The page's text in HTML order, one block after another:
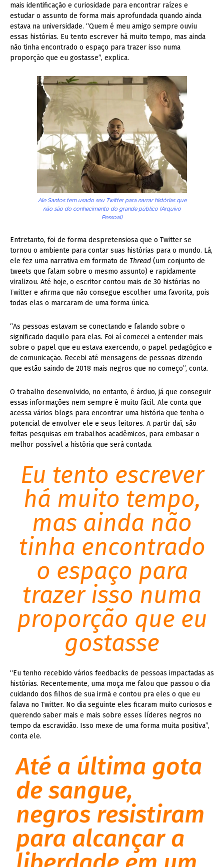
mais identificação e curiosidade para encontrar raízes e
estudar o assunto de forma mais aprofundada quando ainda
estava na universidade. “Quem é meu amigo sempre ouviu
essas histórias. Eu tento escrever há muito tempo, mas ainda
não tinha encontrado o espaço para trazer isso numa
proporção que eu gostasse”, explica.
Ale Santos tem usado seu Twitter para narrar histórias que
não são do conhecimento do grande público (Arquivo
Pessoal)
Entretanto, foi de forma despretensiosa que o Twitter se
tornou o ambiente para contar suas histórias para o mundo. Lá,
ele fez uma narrativa em formato de Thread (um conjunto de
tweets que falam sobre o mesmo assunto) e rapidamente
viralizou. Até hoje, o escritor contou mais de 30 histórias no
Twitter e afirma que não consegue escolher uma favorita, pois
todas elas o marcaram de uma forma única.
“As pessoas estavam se conectando e falando sobre o
significado daquilo para elas. Foi aí comecei a entender mais
sobre o papel que eu estava exercendo, o papel pedagógico e
de comunicação. Recebi até mensagens de pessoas dizendo
que estão saindo de 2018 mais negros que no começo”, conta.
O trabalho desenvolvido, no entanto, é árduo, já que conseguir
essas informações nem sempre é muito fácil. Ale conta que
acessa vários blogs para encontrar uma história que tenha o
potencial de envolver ele e seus leitores. A partir daí, são
feitas pesquisas em trabalhos acadêmicos, para embasar o
melhor possível a história que será contada.
Eu tento escrever
há muito tempo,
mas ainda não
tinha encontrado
o espaço para
trazer isso numa
proporção que eu
gostasse
“Eu tenho recebido vários feedbacks de pessoas impactadas as
histórias. Recentemente, uma moça me falou que passou o dia
cuidando dos filhos de sua irmã e contou pra eles o que eu
falava no Twitter. No dia seguinte eles ficaram muito curiosos e
querendo saber mais e mais sobre esses líderes negros no
tempo da escravidão. Isso mexe de uma forma muita positiva”,
conta ele.
Até a última gota
de sangue,
negros resistiram
para alcançar a